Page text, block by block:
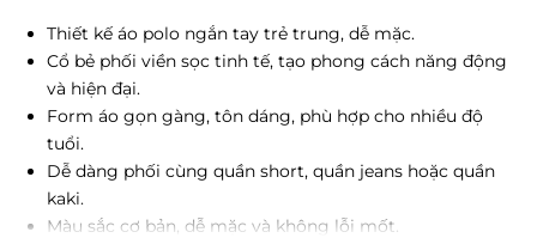
Tình trạng:Hết hàng
Go Hưng yên - 204 Tô Hiệu, Phường Lê Lợi,
Hưng Yên
Tình trạng:Hết hàng
Vin Trần Duy Hưng - 19 Đường Trần Duy
Hưng, Phường Trung Hòa, Hà Nội
Tình trạng:
Thiết kế áo polo ngắn tay trẻ trung, dễ mặc.
Cổ bẻ phối viền sọc tinh tế, tạo phong cách năng động
và hiện đại.
Form áo gọn gàng, tôn dáng, phù hợp cho nhiều độ
tuổi.
Dễ dàng phối cùng quần short, quần jeans hoặc quần
kaki.
Màu sắc cơ bản, dễ mặc và không lỗi mốt.